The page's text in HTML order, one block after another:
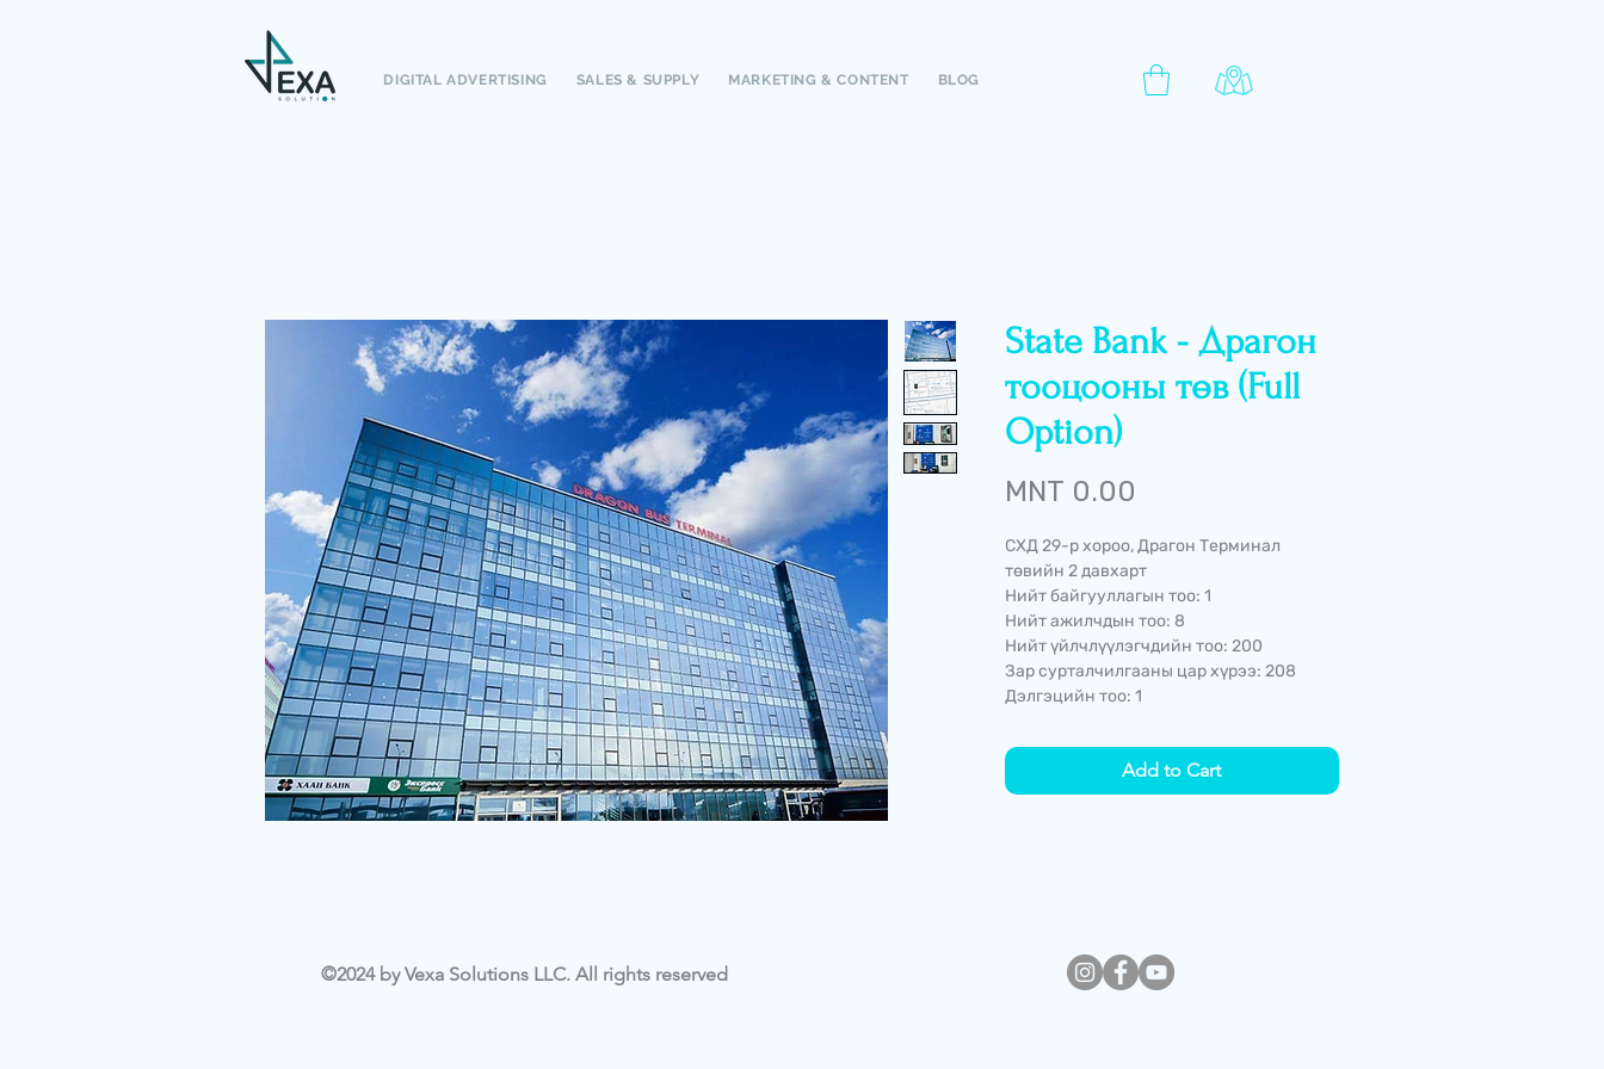
DIGITAL ADVERTISING SALES & SUPPLY MARKETING & CONTENT BLOG
State Bank - Драгон
тооцооны төв (Full
Option)
MNT 0.00
СХД 29-р хороо, Драгон Терминал
төвийн 2 давхарт
Нийт байгууллагын тоо: 1
Нийт ажилчдын тоо: 8
Нийт үйлчлүүлэгчдийн тоо: 200
Зар сурталчилгааны цар хүрээ: 208
Дэлгэцийн тоо: 1
Add to Cart
©2024 by Vexa Solutions LLC. All rights reserved